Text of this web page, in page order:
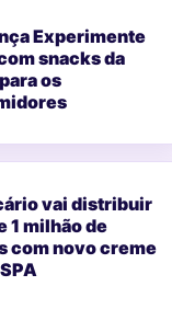
Experimente
snacks da
os
vai distribuir
1 milhão de
com novo creme